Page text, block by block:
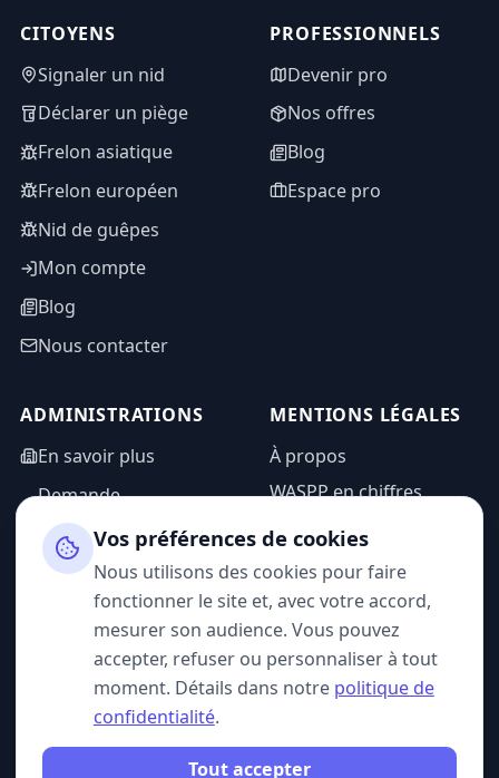
CITOYENS
Signaler un nid
Déclarer un piège
Frelon asiatique
Frelon européen
Nid de guêpes
Mon compte
Blog
Nous contacter
PROFESSIONNELS
Devenir pro
Nos offres
Blog
Espace pro
ADMINISTRATIONS
En savoir plus
Demande
d'information
Espace admin
MENTIONS LÉGALES
À propos
WASPP en chiffres
Mentions légales
Politique de
confidentialité
CGU
SUIVEZ-NOUS
Vos préférences de cookies
Nous utilisons des cookies pour faire
fonctionner le site et, avec votre accord,
mesurer son audience. Vous pouvez
accepter, refuser ou personnaliser à tout
moment. Détails dans notre politique de
confidentialité.
Tout accepter